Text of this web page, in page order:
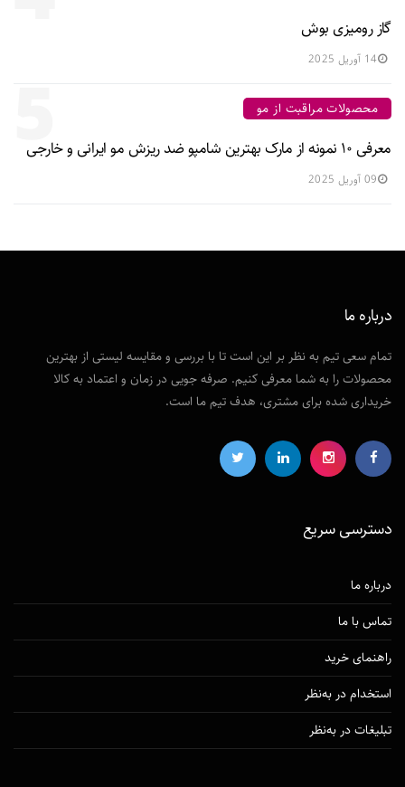
گاز رومیزی بوش
14 آوریل 2025
5 محصولات مراقبت از مو
معرفی ۱۰ نمونه از مارک بهترین شامپو ضد ریزش مو ایرانی و خارجی
09 آوریل 2025
درباره ما
تمام سعی تیم به نظر بر این است تا با بررسی و مقایسه لیستی از بهترین
محصولات را به شما معرفی کنیم. صرفه جویی در زمان و اعتماد به کالا
خریداری شده برای مشتری، هدف تیم ما است.
دسترسی‌ سریع
درباره ما
تماس با ما
راهنمای خرید
استخدام در به‌نظر
تبلیغات در به‌نظر